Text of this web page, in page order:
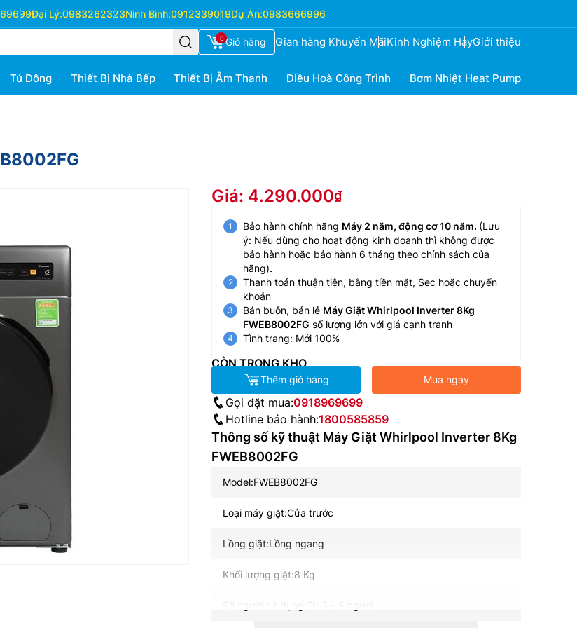
Đại Lý:0983262323Ninh Bình:0912339019Dự Án:0983666996
0 Giỏ hàng Gian hàng Khuyến MãiKinh Nghiệm HayGiới thiệu
Tủ Đông Thiết Bị Nhà Bếp Thiết Bị Âm Thanh Điều Hoà Công Trình Bơm Nhiệt Heat Pump
Giá: 4.290.000
Bảo hành chính hãng Máy 2 năm, động cơ 10 năm. (Lưu
ý: Nếu dùng cho hoạt động kinh doanh thì không được
bảo hành hoặc bảo hành 6 tháng theo chính sách của
hãng).
Thanh toán thuận tiện, bằng tiền mặt, Sec hoặc chuyển
khoản
Bán buôn, bán lẻ Máy Giặt Whirlpool Inverter 8Kg
FWEB8002FG số lượng lớn với giá cạnh tranh
Tình trang: Mới 100%
CÒN TRONG KHO
Thêm giỏ hàng Mua ngay
Gọi đặt mua:0918969699
Hotline bảo hành:1800585859
Thông số kỹ thuật Máy Giặt Whirlpool Inverter 8Kg
FWEB8002FG
Model:FWEB8002FG
Loại máy giặt:Cửa trước
Lồng giặt:Lồng ngang
Khối lượng giặt:8 Kg
Số người sử dụng:Từ 3 – 5 người